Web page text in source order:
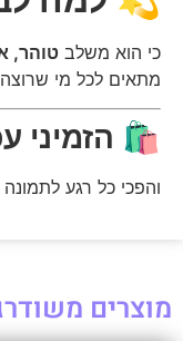
כי הוא משלב טוהר,
מתאים לכל מי
🛍️ הזמיני
והפכי כל רגע
מוצרים